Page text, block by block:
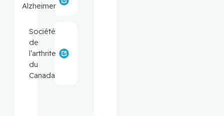
Alzheimer
Société
de
l’arthrite
du
Canada